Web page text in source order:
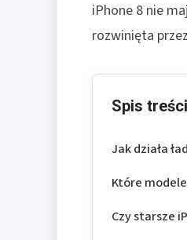
iPhone 8 nie
rozwinięta przez
Spis treści
Jak działa
Które
Czy starsze